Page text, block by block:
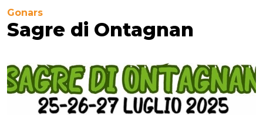
Gonars
Sagre di Ontagnan